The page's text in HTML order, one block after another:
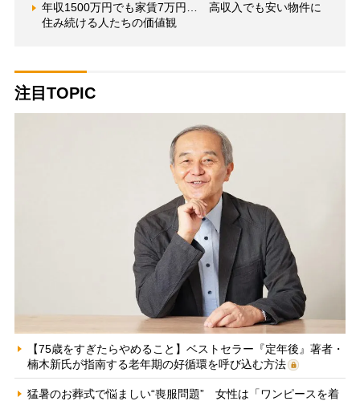
年収1500万円でも家賃7万円… 高収入でも安い物件に
住み続ける人たちの価値観
注目TOPIC
【75歳をすぎたらやめること】ベストセラー『定年後』著者・
楠木新氏が指南する老年期の好循環を呼び込む方法
猛暑のお葬式で悩ましい“喪服問題” 女性は「ワンピースを着